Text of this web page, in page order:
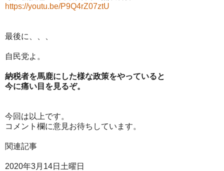
https://youtu.be/P9Q4rZ07ztU
最後に、、、
自民党よ。
納税者を馬鹿にした様な政策をやっていると
今に痛い目を見るぞ。
今回は以上です。
コメント欄に意見お待ちしています。
関連記事
2020年3月14日土曜日